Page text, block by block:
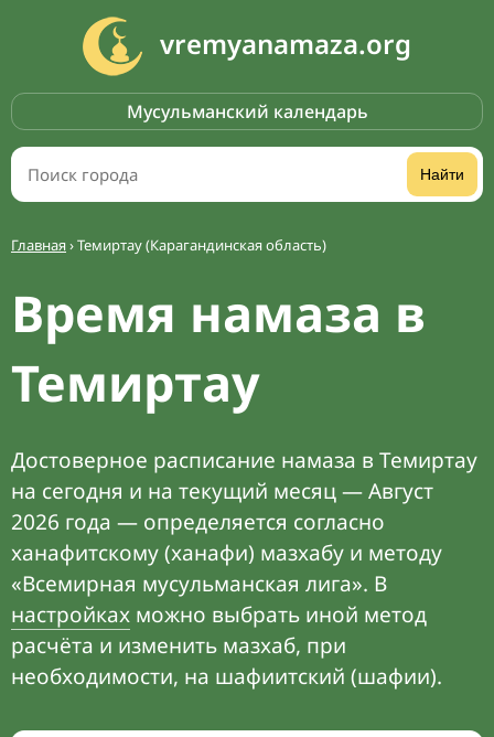
vremyanamaza.org
Мусульманский календарь
Найти
Главная›Темиртау (Карагандинская область)
Время намаза в
Темиртау
Достоверное расписание намаза в Темиртау
на сегодня и на текущий месяц — Август
2026 года — определяется согласно
ханафитскому (ханафи) мазхабу и методу
«Всемирная мусульманская лига». В
настройках можно выбрать иной метод
расчёта и изменить мазхаб, при
необходимости, на шафиитский (шафии).